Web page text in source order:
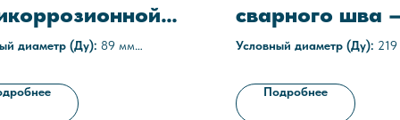
П-89х5
диаметр (Ду): 89 мм
покрытие:
двухслойное эпоксидное
сварного
219-14
Условный диаметр (Ду):
Технические условия:
05608841-2012
Подробнее